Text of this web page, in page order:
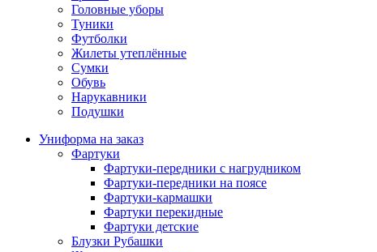
Головные уборы
Туники
Футболки
Жилеты утеплённые
Сумки
Обувь
Нарукавники
Подушки
Униформа на заказ
Фартуки
Фартуки-передники с нагрудником
Фартуки-передники на поясе
Фартуки-кармашки
Фартуки перекидные
Фартуки детские
Блузки Рубашки